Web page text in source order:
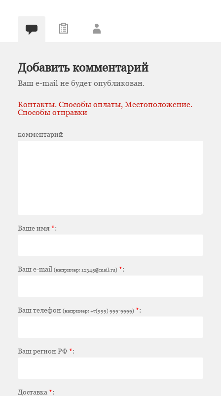
Добавить комментарий
Ваш e-mail не будет опубликован.
Контакты. Способы оплаты, Местоположение.
Способы отправки
комментарий
Ваше имя*:
Ваш e-mail (например: 12345@mail.ru) *:
Ваш телефон (например: +7(999) 999-9999) *:
Ваш регион РФ*:
Доставка *: